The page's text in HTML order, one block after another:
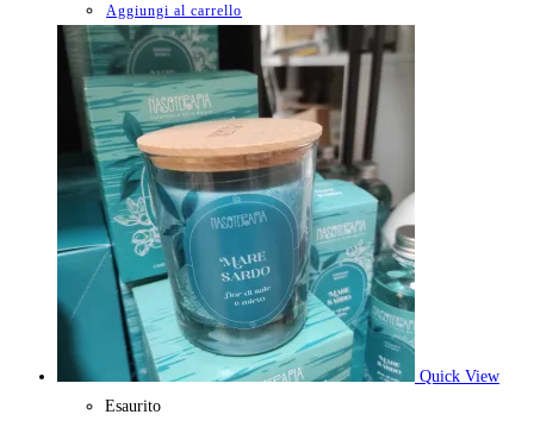
Aggiungi al carrello
Quick View
Esaurito